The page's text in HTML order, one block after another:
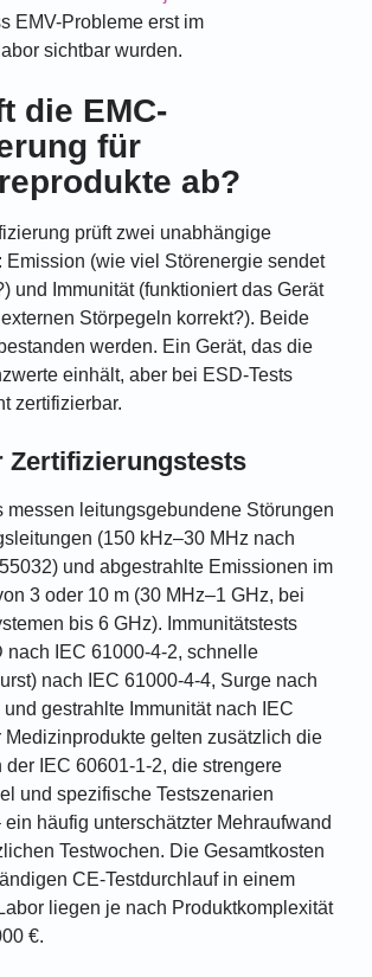
EMV-Probleme erst im
sichtbar wurden.
die EMC-
für
ab?
prüft zwei unabhängige
Emission (wie viel Störenergie sendet
und Immunität (funktioniert das Gerät
Störpegeln korrekt?). Beide
werden. Ein Gerät, das die
einhält, aber bei ESD-Tests
zertifizierbar.
Zertifizierungstests
messen leitungsgebundene Störungen
(150 kHz–30 MHz nach
und abgestrahlte Emissionen im
3 oder 10 m (30 MHz–1 GHz, bei
bis 6 GHz). Immunitätstests
nach IEC 61000-4-2, schnelle
nach IEC 61000-4-4, Surge nach
und gestrahlte Immunität nach IEC
Medizinprodukte gelten zusätzlich die
der IEC 60601-1-2, die strengere
und spezifische Testszenarien
häufig unterschätzter Mehraufwand
Testwochen. Die Gesamtkosten
CE-Testdurchlauf in einem
liegen je nach Produktkomplexität
€.